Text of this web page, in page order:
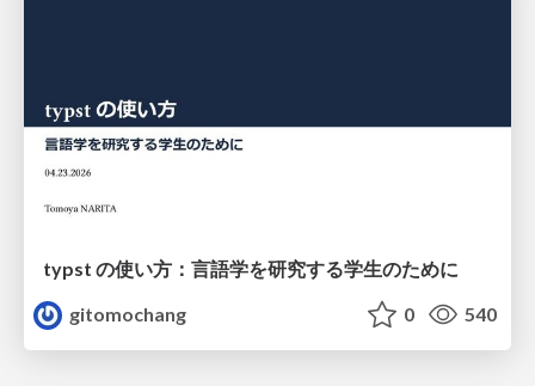
typst の使い方：言語学を研究する学生のために
gitomochang
0 540